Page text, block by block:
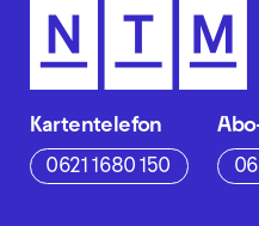
Kartentelefon
0621 1680 150